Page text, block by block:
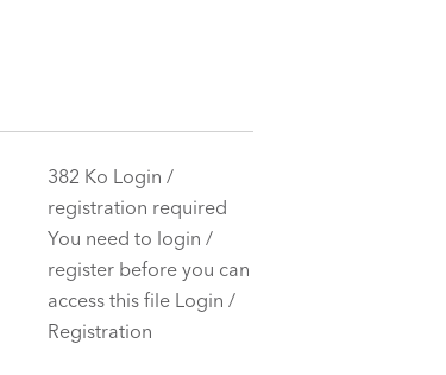
382 Ko Login /
registration required
You need to login /
register before you can
access this file Login /
Registration